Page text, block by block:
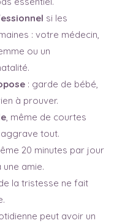
si les
: votre médecin,
ou un
: garde de bébé,
à prouver.
, même de courtes
tout.
20 minutes par jour
une amie.
la tristesse ne fait
peut avoir un